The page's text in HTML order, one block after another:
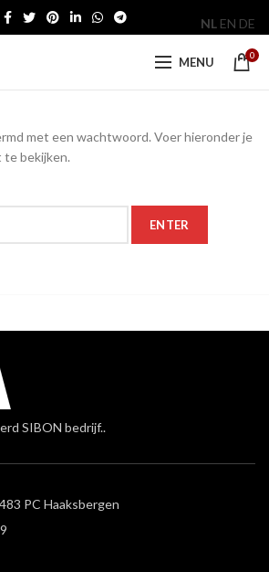
MENU 0
met een wachtwoord. Voer hieronder je
bekijken.
SIBON bedrijf..
PC Haaksbergen
NL EN DE